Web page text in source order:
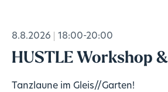
8.8.2026 18:00-20:00
HUSTLE Workshop
Tanzlaune im Gleis//Garten!